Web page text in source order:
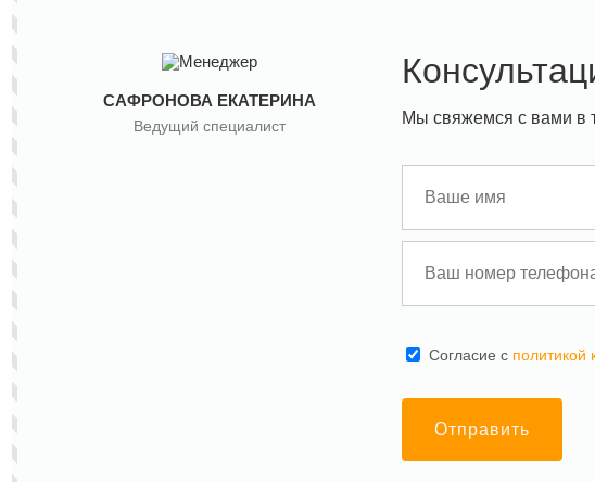
САФРОНОВА ЕКАТЕРИНА
Ведущий специалист Мы свяжемся с вами в
Cогласие с политикой
Отправить